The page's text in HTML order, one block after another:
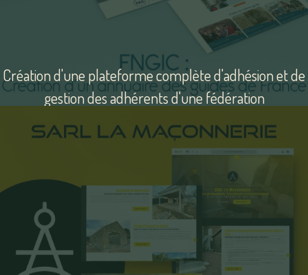
Voir
site
Création d'une plateforme complète d'adhésion et de
gestion des adhérents d'une fédération
SARL La Maçonnerie